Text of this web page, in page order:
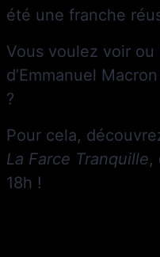
été une franche
Vous voulez voir ou
d’Emmanuel
?
Pour cela,
La Farce Tranquille,
18h !